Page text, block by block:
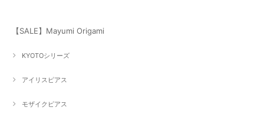
【SALE】Mayumi Origami
KYOTOシリーズ
アイリスピアス
モザイクピアス